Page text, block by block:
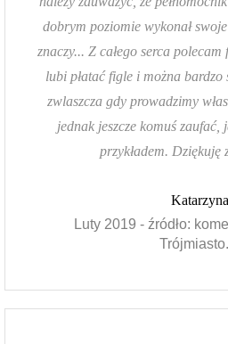
dobrym poziomie wykonał
znaczy... Z całego serca
lubi płatać figle i można bardzo
zwlaszcza gdy prowadzimy
jednak jeszcze komuś zaufać,
przykładem. Dziękuję
Katarzyna
Luty 2019 - źródło: